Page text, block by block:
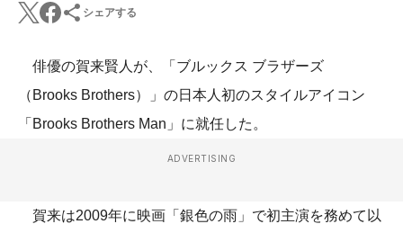
シェアする
俳優の賀来賢人が、「ブルックス ブラザーズ
（Brooks Brothers）」の日本人初のスタイルアイコン
「Brooks Brothers Man」に就任した。
ADVERTISING
賀来は2009年に映画「銀色の雨」で初主演を務めて以